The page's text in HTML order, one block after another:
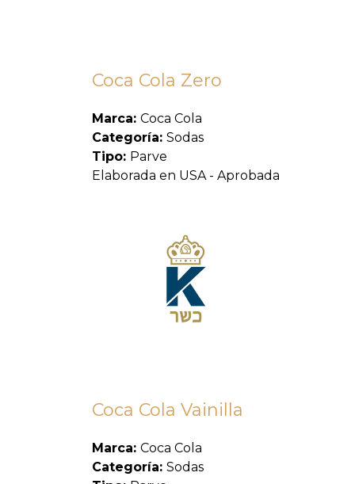
Coca Cola Zero
Marca: Coca Cola
Categoría: Sodas
Tipo: Parve
Elaborada en USA - Aprobada
Coca Cola Vainilla
Marca: Coca Cola
Categoría: Sodas